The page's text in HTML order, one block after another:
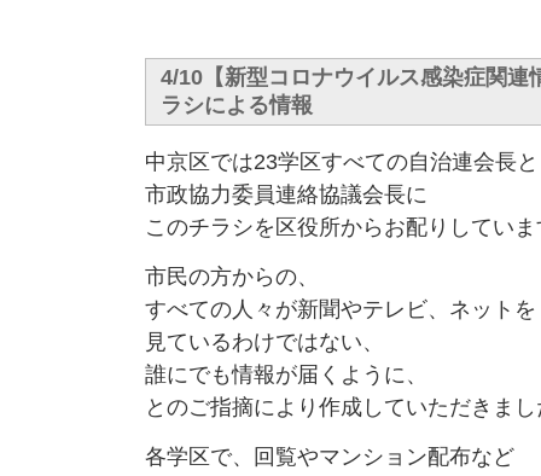
4/10【新型コロナウイルス感染症関連
ラシによる情報
中京区では23学区すべての自治連会長と
市政協力委員連絡協議会長に
このチラシを区役所からお配りしてい
市民の方からの、
すべての人々が新聞やテレビ、ネットを
見ているわけではない、
誰にでも情報が届くように、
とのご指摘により作成していただきま
各学区で、回覧やマンション配布など